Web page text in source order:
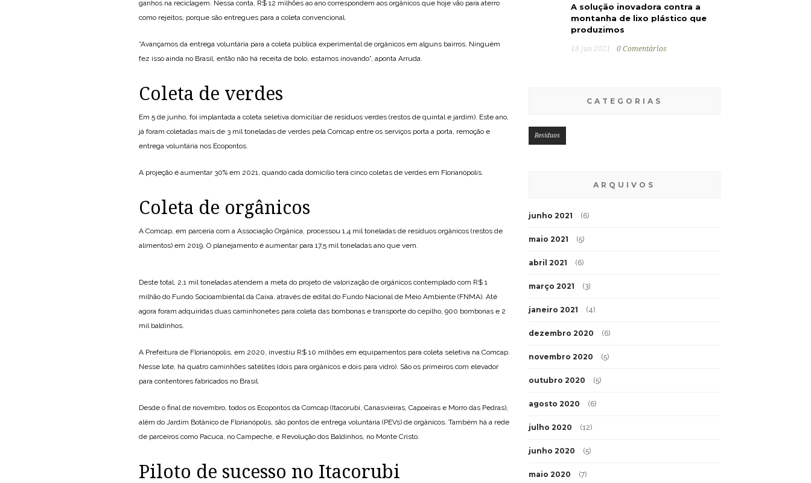
ganhos na reciclagem. Nessa conta, R$ 12 milhões ao ano correspondem aos orgânicos que hoje vão para aterro
como rejeitos, porque são entregues para a coleta convencional.
“Avançamos da entrega voluntária para a coleta pública experimental de orgânicos em alguns bairros. Ninguém
fez isso ainda no Brasil, então não há receita de bolo, estamos inovando”, aponta Arruda.
Coleta de verdes
Em 5 de junho, foi implantada a coleta seletiva domiciliar de resíduos verdes (restos de quintal e jardim). Este ano,
já foram coletadas mais de 3 mil toneladas de verdes pela Comcap entre os serviços porta a porta, remoção e
entrega voluntária nos Ecopontos.
A projeção é aumentar 30% em 2021, quando cada domicílio terá cinco coletas de verdes em Florianópolis.
Coleta de orgânicos
A Comcap, em parceria com a Associação Orgânica, processou 1,4 mil toneladas de resíduos orgânicos (restos de
alimentos) em 2019. O planejamento é aumentar para 17,5 mil toneladas ano que vem.
Deste total, 2,1 mil toneladas atendem a meta do projeto de valorização de orgânicos contemplado com R$ 1
milhão do Fundo Socioambiental da Caixa, através de edital do Fundo Nacional de Meio Ambiente (FNMA). Até
agora foram adquiridas duas caminhonetes para coleta das bombonas e transporte do cepilho, 900 bombonas e 2
mil baldinhos.
A Prefeitura de Florianópolis, em 2020, investiu R$ 10 milhões em equipamentos para coleta seletiva na Comcap.
Nesse lote, há quatro caminhões satélites (dois para orgânicos e dois para vidro). São os primeiros com elevador
para contentores fabricados no Brasil.
Desde o final de novembro, todos os Ecopontos da Comcap (Itacorubi, Canasvieiras, Capoeiras e Morro das Pedras),
além do Jardim Botânico de Florianópolis, são pontos de entrega voluntária (PEVs) de orgânicos. Também há a rede
de parceiros como Pacuca, no Campeche, e Revolução dos Baldinhos, no Monte Cristo.
Piloto de sucesso no Itacorubi
A solução inovadora contra a
montanha de lixo plástico que
produzimos
18 jun 2021 0 Comentários
CATEGORIAS
Resíduos
ARQUIVOS
junho 2021 (6)
maio 2021 (5)
abril 2021 (6)
março 2021 (3)
janeiro 2021 (4)
dezembro 2020 (6)
novembro 2020 (5)
outubro 2020 (5)
agosto 2020 (6)
julho 2020 (12)
junho 2020 (5)
maio 2020 (7)